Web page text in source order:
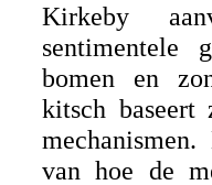
Kirkeby
sentimentele
bomen en
kitsch baseert
van hoe de